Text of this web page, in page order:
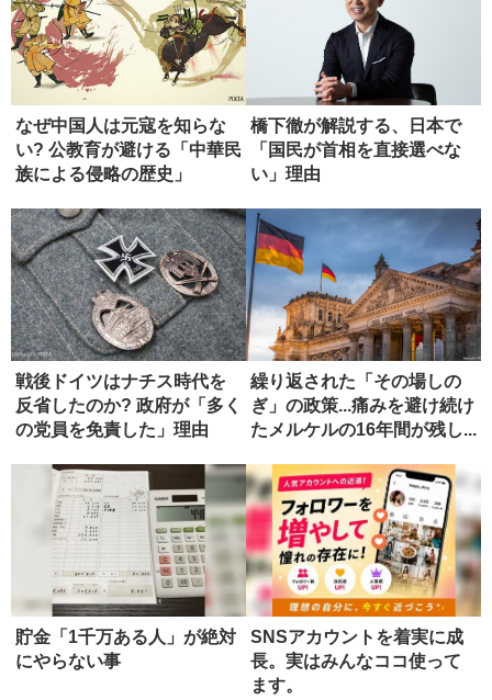
なぜ中国人は元寇を知らな
い? 公教育が避ける「中華民
族による侵略の歴史」
橋下徹が解説する、日本で
「国民が首相を直接選べな
い」理由
戦後ドイツはナチス時代を
反省したのか? 政府が「多く
の党員を免責した」理由
繰り返された「その場しの
ぎ」の政策...痛みを避け続け
たメルケルの16年間が残し...
貯金「1千万ある人」が絶対
にやらない事
SNSアカウントを着実に成
長。実はみんなココ使って
ます。